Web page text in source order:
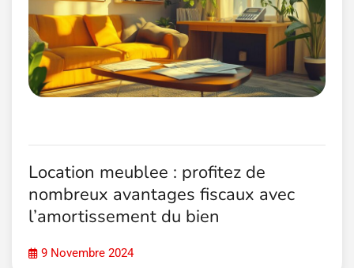
Location meublee : profitez de
nombreux avantages fiscaux avec
l’amortissement du bien
9 Novembre 2024